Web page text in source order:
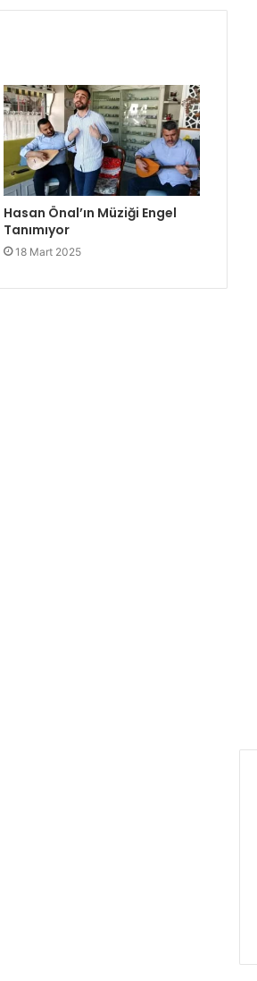
Hasan Önal’ın Müziği Engel
Tanımıyor
18 Mart 2025